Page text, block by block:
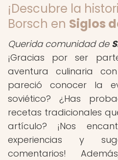
¡Descubre la
Borsch en Siglos
Querida comunidad de
¡Gracias por ser
aventura culinaria
pareció conocer la
soviético? ¿Has
recetas tradicionales
artículo? ¡Nos
experiencias y
comentarios!